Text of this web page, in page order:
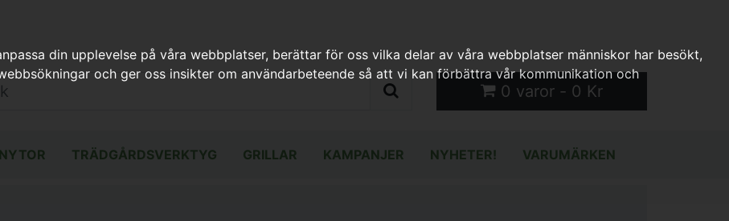
0 varor - 0 Kr
TRÄDGÅRDSVERKTYG GRILLAR KAMPANJER NYHETER! VARUMÄRKEN
din upplevelse på våra webbplatser, berättar för oss vilka delar av våra webbplatser människor har besökt,
och ger oss insikter om användarbeteende så att vi kan förbättra vår kommunikation och